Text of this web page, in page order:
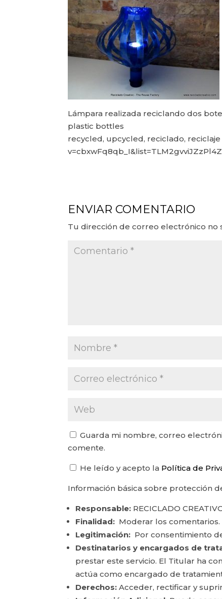
Lámpara realizada reciclando dos
plastic bottles
recycled, upcycled, reciclado,
ENVIAR COMENTARIO
Tu dirección de correo electrónico no
Guarda mi nombre, correo
comente.
He leído y acepto la Política de
Información básica sobre protección
Responsable: RECICLADO
Finalidad: Moderar los comentarios.
Legitimación: Por consentimiento
Destinatarios y encargados de
prestar este servicio. El Titular ha
actúa como encargado de
Derechos: Acceder, rectificar y